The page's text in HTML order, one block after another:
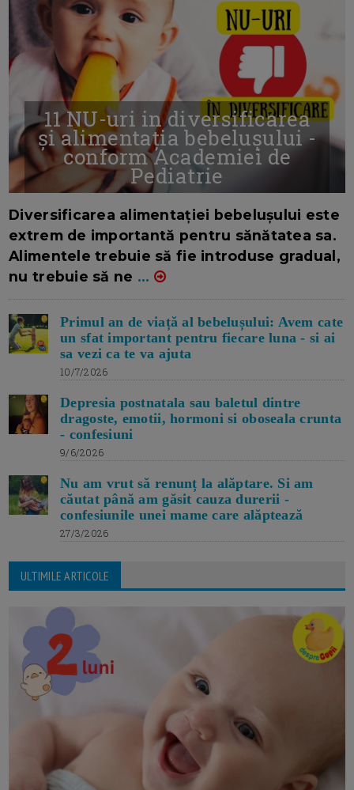
11 NU-uri in diversificarea
și alimentația bebelușului -
conform Academiei de
Pediatrie
Diversificarea alimentației bebelușului este
extrem de importantă pentru sănătatea sa.
Alimentele trebuie să fie introduse gradual,
nu trebuie să ne ...
Primul an de viață al bebelușului: Avem cate
un sfat important pentru fiecare luna - si ai
sa vezi ca te va ajuta
10/7/2026
Depresia postnatala sau baletul dintre
dragoste, emotii, hormoni si oboseala crunta
- confesiuni
9/6/2026
Nu am vrut să renunț la alăptare. Si am
căutat până am găsit cauza durerii -
confesiunile unei mame care alăptează
27/3/2026
ULTIMILE ARTICOLE